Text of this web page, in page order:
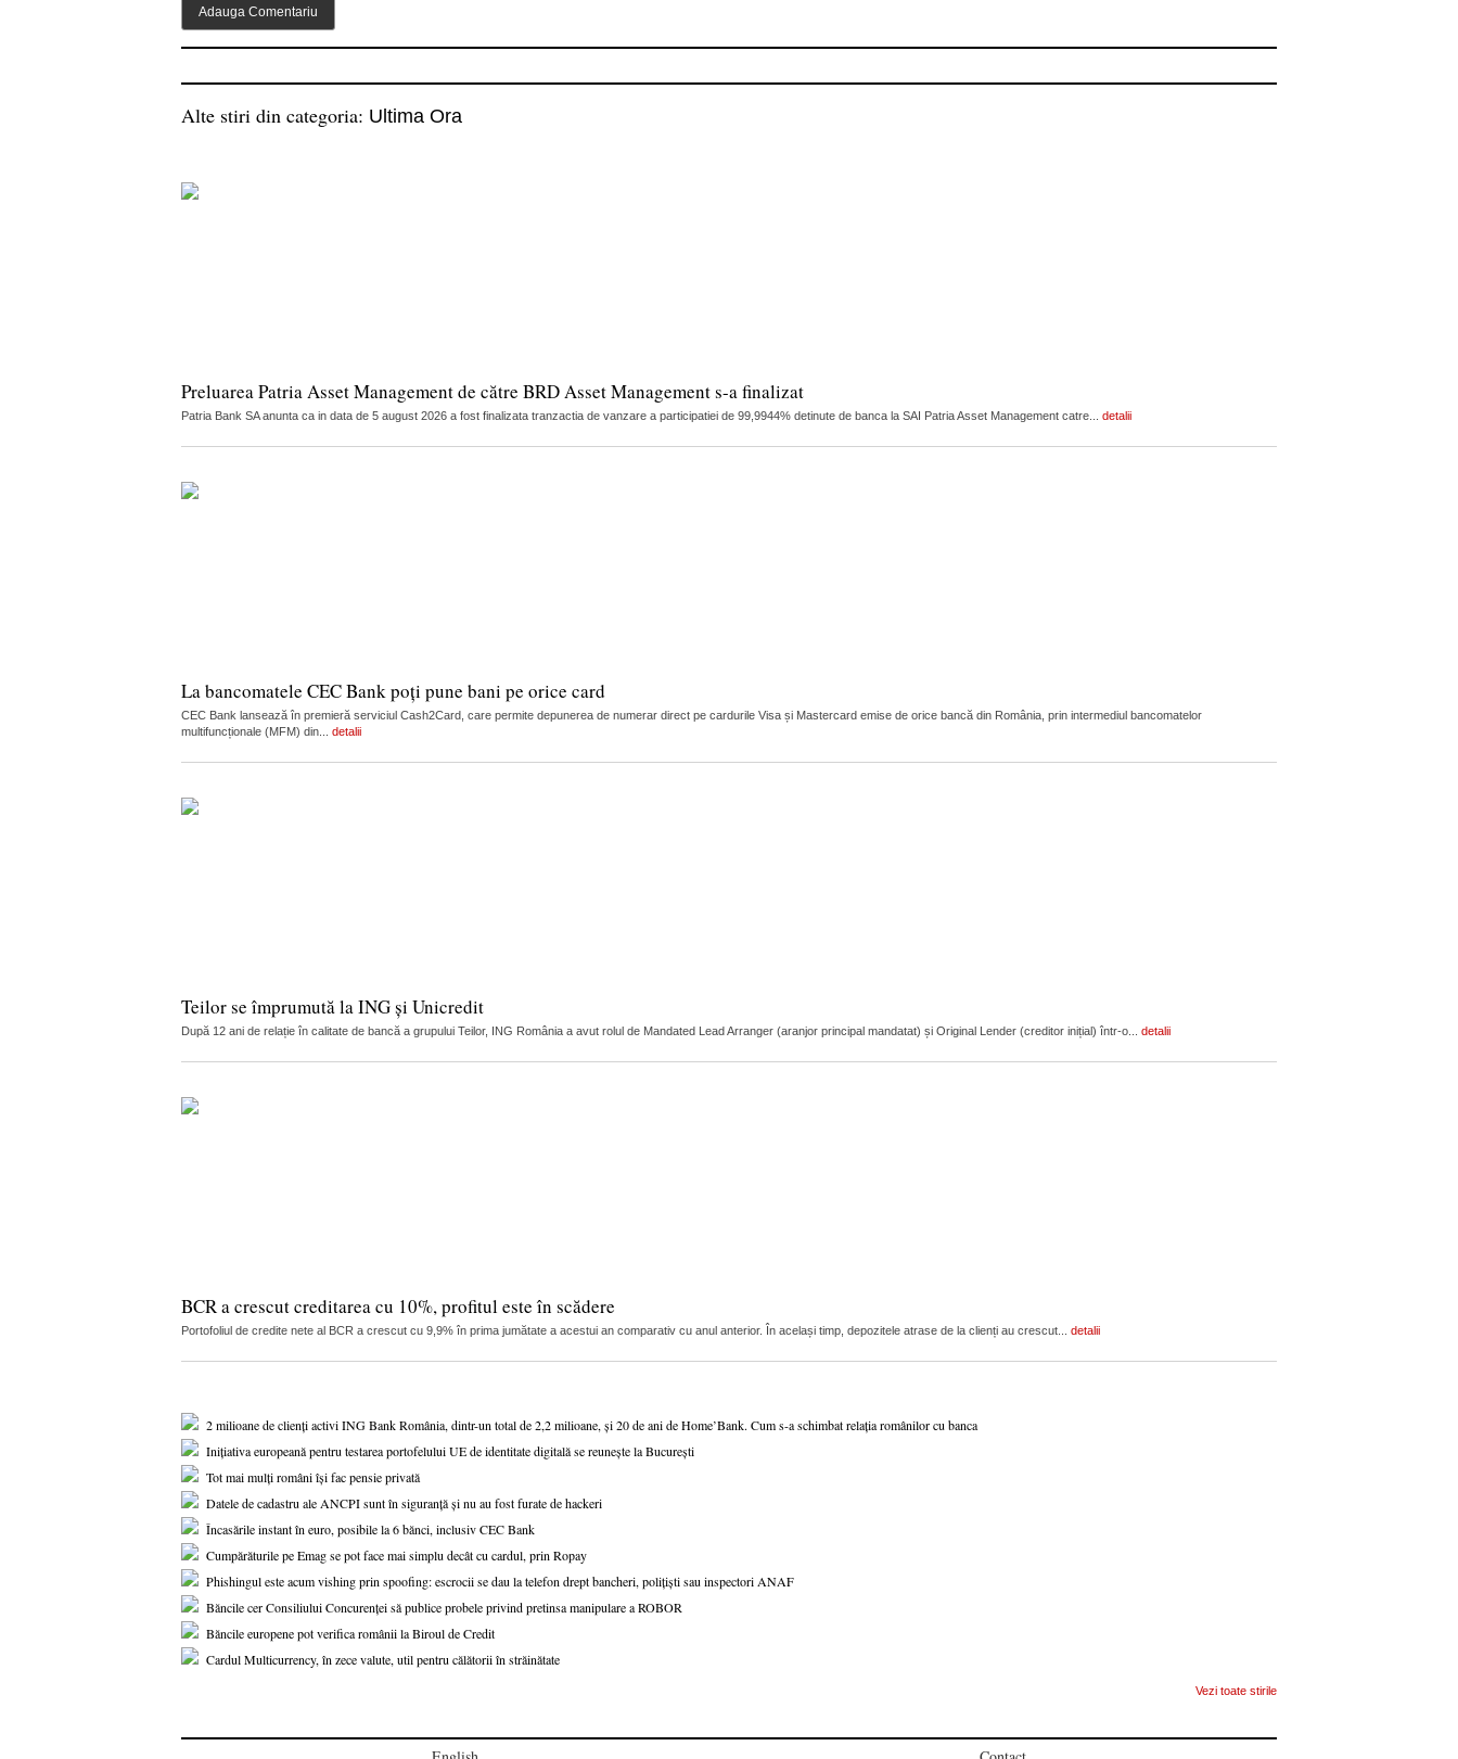
Alte stiri din categoria: Ultima Ora
Preluarea Patria Asset Management de către BRD Asset Management s-a finalizat
Patria Bank SA anunta ca in data de 5 august 2026 a fost finalizata tranzactia de vanzare a participatiei de 99,9944% detinute de banca la SAI Patria Asset Management catre... detalii
La bancomatele CEC Bank poți pune bani pe orice card
CEC Bank lansează în premieră serviciul Cash2Card, care permite depunerea de numerar direct pe cardurile Visa și Mastercard emise de orice bancă din România, prin intermediul bancomatelor
multifuncționale (MFM) din... detalii
Teilor se împrumută la ING și Unicredit
După 12 ani de relație în calitate de bancă a grupului Teilor, ING România a avut rolul de Mandated Lead Arranger (aranjor principal mandatat) și Original Lender (creditor inițial) într-o... detalii
BCR a crescut creditarea cu 10%, profitul este în scădere
Portofoliul de credite nete al BCR a crescut cu 9,9% în prima jumătate a acestui an comparativ cu anul anterior. În același timp, depozitele atrase de la clienți au crescut... detalii
2 milioane de clienți activi ING Bank România, dintr-un total de 2,2 milioane, și 20 de ani de Home’Bank. Cum s-a schimbat relația românilor cu banca
Inițiativa europeană pentru testarea portofelului UE de identitate digitală se reunește la București
Tot mai mulți români își fac pensie privată
Datele de cadastru ale ANCPI sunt în siguranță și nu au fost furate de hackeri
Încasările instant în euro, posibile la 6 bănci, inclusiv CEC Bank
Cumpărăturile pe Emag se pot face mai simplu decât cu cardul, prin Ropay
Phishingul este acum vishing prin spoofing: escrocii se dau la telefon drept bancheri, polițiști sau inspectori ANAF
Băncile cer Consiliului Concurenței să publice probele privind pretinsa manipulare a ROBOR
Băncile europene pot verifica românii la Biroul de Credit
Cardul Multicurrency, în zece valute, util pentru călătorii în străinătate
Vezi toate stirile